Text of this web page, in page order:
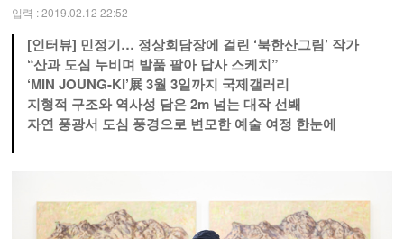
입력 : 2019.02.12 22:52
[인터뷰] 민정기… 정상회담장에 걸린 ‘북한산그림’ 작가
“산과 도심 누비며 발품 팔아 답사 스케치”
‘MIN JOUNG-KI’展 3월 3일까지 국제갤러리
지형적 구조와 역사성 담은 2m 넘는 대작 선봬
자연 풍광서 도심 풍경으로 변모한 예술 여정 한눈에